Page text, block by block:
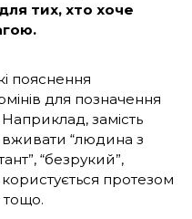
тих, хто хоче
пояснення
для позначення
замість
вживати “людина з
“безрукий”,
протезом
тощо.